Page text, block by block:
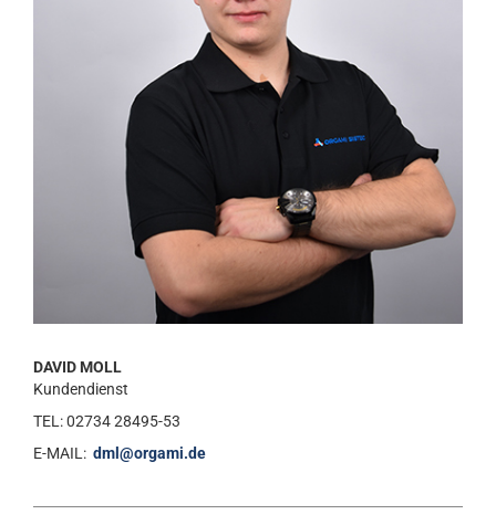
DAVID MOLL
Kundendienst
TEL: 02734 28495-53
E-MAIL: dml@orgami.de